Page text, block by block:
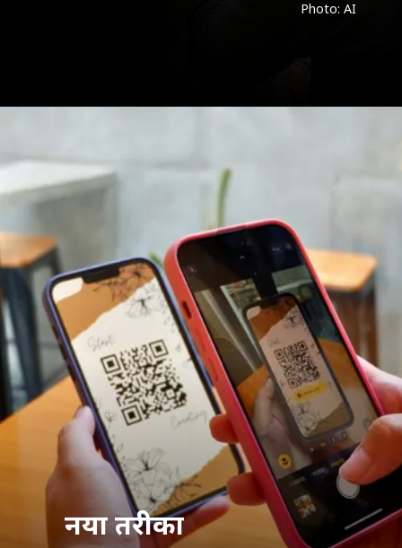
Photo: AI
नया तरीका